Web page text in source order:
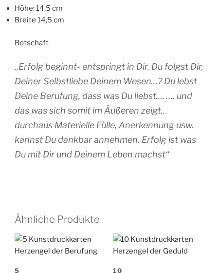
Höhe: 14,5 cm
Breite 14,5 cm
Botschaft
,,Erfolg beginnt- entspringt in Dir. Du folgst Dir,
Deiner Selbstliebe Deinem Wesen…? Du lebst
Deine Berufung, dass was Du liebst…. …. und
das was sich somit im Äußeren zeigt…
durchaus Materielle Fülle, Anerkennung usw.
kannst Du dankbar annehmen. Erfolg ist was
Du mit Dir und Deinem Leben machst“
Ähnliche Produkte
5 10